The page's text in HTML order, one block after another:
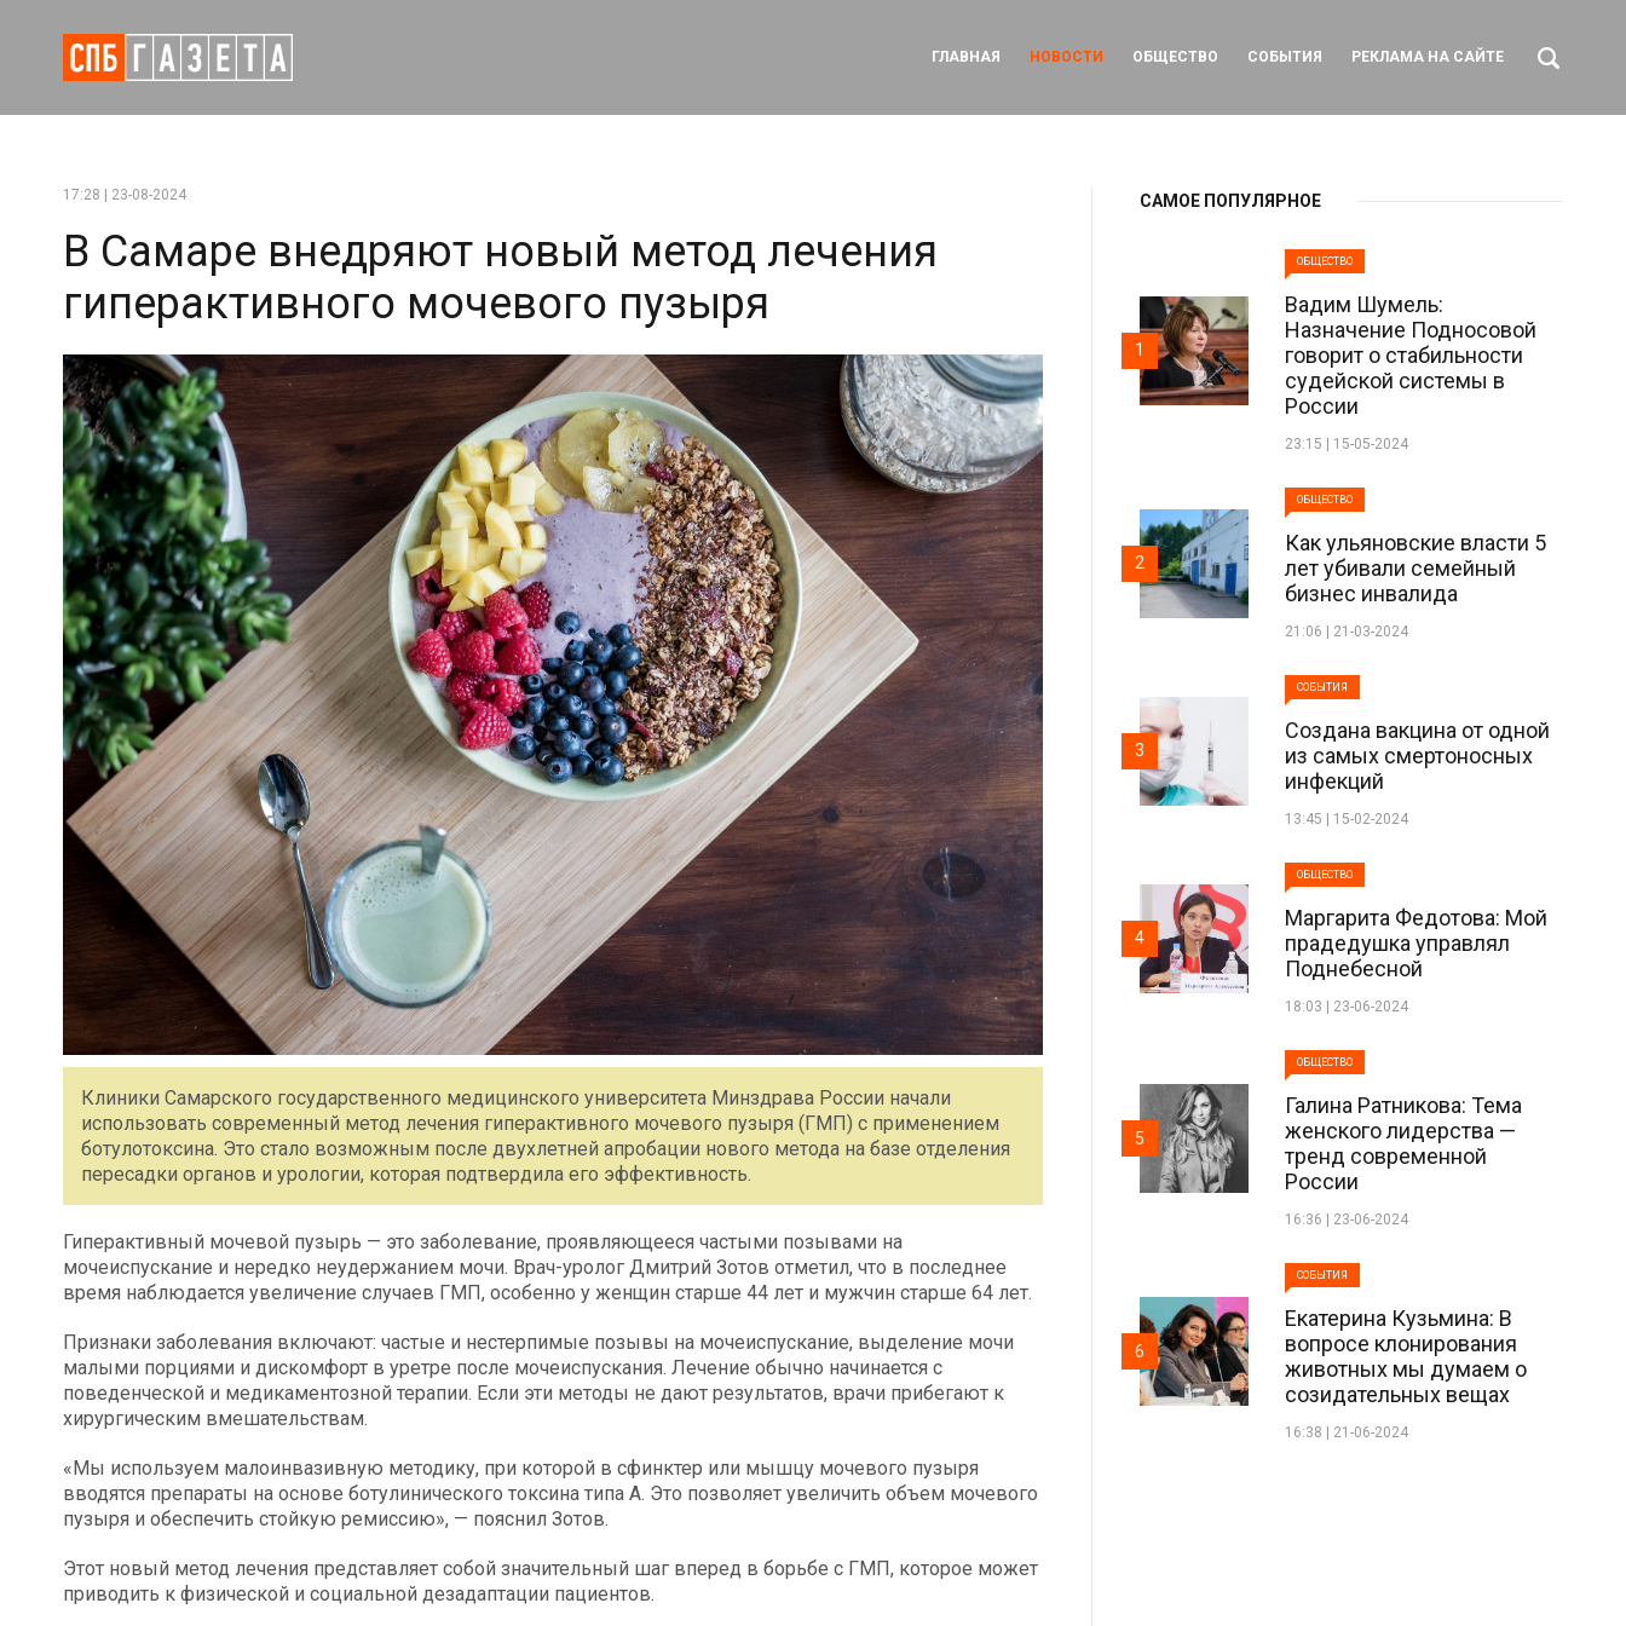
ГЛАВНАЯ НОВОСТИ ОБЩЕСТВО СОБЫТИЯ РЕКЛАМА НА САЙТЕ
17:28 | 23-08-2024
В Самаре внедряют новый метод лечения
гиперактивного мочевого пузыря
Клиники Самарского государственного медицинского университета Минздрава России начали
использовать современный метод лечения гиперактивного мочевого пузыря (ГМП) с применением
ботулотоксина. Это стало возможным после двухлетней апробации нового метода на базе отделения
пересадки органов и урологии, которая подтвердила его эффективность.
Гиперактивный мочевой пузырь — это заболевание, проявляющееся частыми позывами на
мочеиспускание и нередко неудержанием мочи. Врач-уролог Дмитрий Зотов отметил, что в последнее
время наблюдается увеличение случаев ГМП, особенно у женщин старше 44 лет и мужчин старше 64 лет.
Признаки заболевания включают: частые и нестерпимые позывы на мочеиспускание, выделение мочи
малыми порциями и дискомфорт в уретре после мочеиспускания. Лечение обычно начинается с
поведенческой и медикаментозной терапии. Если эти методы не дают результатов, врачи прибегают к
хирургическим вмешательствам.
«Мы используем малоинвазивную методику, при которой в сфинктер или мышцу мочевого пузыря
вводятся препараты на основе ботулинического токсина типа А. Это позволяет увеличить объем мочевого
пузыря и обеспечить стойкую ремиссию», — пояснил Зотов.
Этот новый метод лечения представляет собой значительный шаг вперед в борьбе с ГМП, которое может
приводить к физической и социальной дезадаптации пациентов.
САМОЕ ПОПУЛЯРНОЕ
ОБЩЕСТВО
Вадим Шумель:
Назначение Подносовой
говорит о стабильности
судейской системы в
России
23:15 | 15-05-2024
1
ОБЩЕСТВО
Как ульяновские власти 5
лет убивали семейный
бизнес инвалида
21:06 | 21-03-2024
2
СОБЫТИЯ
Создана вакцина от одной
из самых смертоносных
инфекций
13:45 | 15-02-2024
3
ОБЩЕСТВО
Маргарита Федотова: Мой
прадедушка управлял
Поднебесной
18:03 | 23-06-2024
4
ОБЩЕСТВО
Галина Ратникова: Тема
женского лидерства —
тренд современной
России
16:36 | 23-06-2024
5
СОБЫТИЯ
Екатерина Кузьмина: В
вопросе клонирования
животных мы думаем о
созидательных вещах
16:38 | 21-06-2024
6